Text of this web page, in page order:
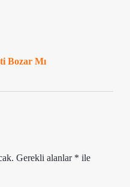
Bozar Mı
Gerekli alanlar * ile